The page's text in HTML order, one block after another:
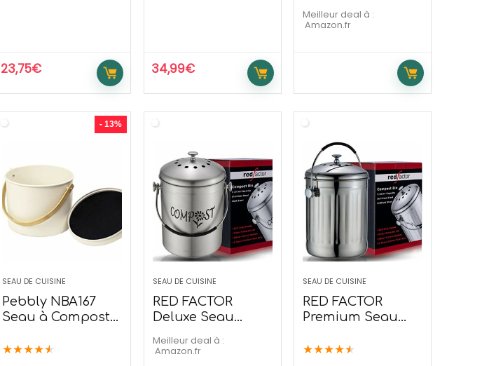
23,75€ 34,99€
Meilleur deal à :
Amazon.fr
- 13%
SEAU DE CUISINE
Pebbly NBA167
Seau à Compost
★★★★★
SEAU DE CUISINE
RED FACTOR
Deluxe Seau
(Designer Mat, 5
Meilleur deal à :
Amazon.fr
SEAU DE CUISINE
RED FACTOR
Premium Seau
Brillant, 5 litres)
★★★★★